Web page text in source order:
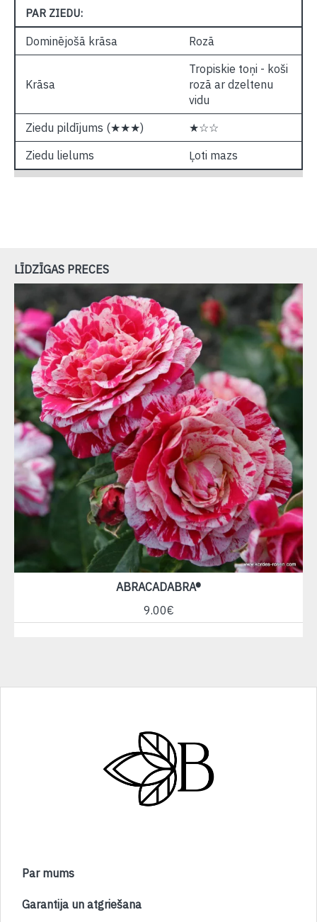
PAR ZIEDU:
Dominējošā krāsa Rozā
Krāsa
Tropiskie toņi - koši
rozā ar dzeltenu
vidu
Ziedu pildījums (★★★)
★☆☆
Ziedu lielums
Ļoti mazs
LĪDZĪGAS PRECES
ABRACADABRA®
9.00€
Par mums
Garantija un atgriešana